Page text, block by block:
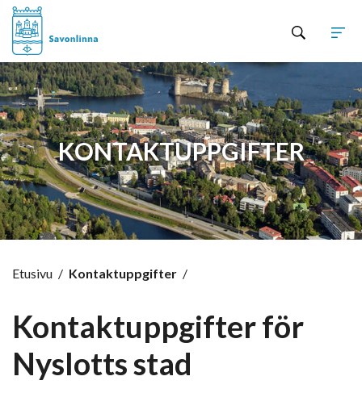
KONTAKTUPPGIFTER
Etusivu / Kontaktuppgifter /
Kontaktuppgifter för
Nyslotts stad